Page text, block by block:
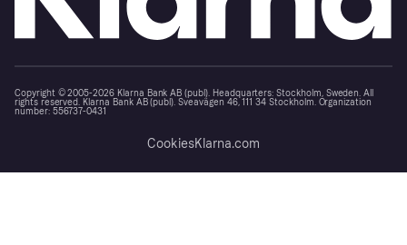
Copyright © 2005-2026 Klarna Bank AB (publ). Headquarters: Stockholm, Sweden. All
rights reserved. Klarna Bank AB (publ). Sveavägen 46, 111 34 Stockholm. Organization
number: 556737-0431
CookiesKlarna.com